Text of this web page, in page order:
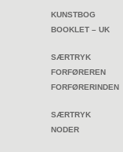
KUNSTBOG
BOOKLET – UK
SÆRTRYK
FORFØREREN
FORFØRERINDEN
SÆRTRYK
NODER